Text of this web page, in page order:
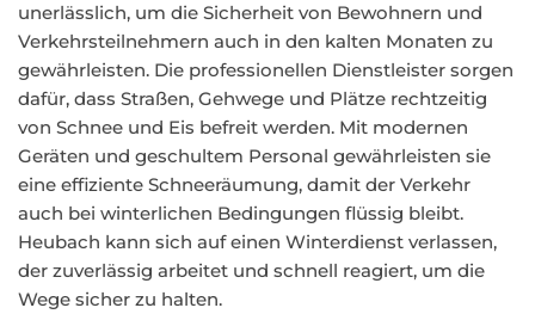
unerlässlich, um die Sicherheit von Bewohnern und
Verkehrsteilnehmern auch in den kalten Monaten zu
gewährleisten. Die professionellen Dienstleister sorgen
dafür, dass Straßen, Gehwege und Plätze rechtzeitig
von Schnee und Eis befreit werden. Mit modernen
Geräten und geschultem Personal gewährleisten sie
eine effiziente Schneeräumung, damit der Verkehr
auch bei winterlichen Bedingungen flüssig bleibt.
Heubach kann sich auf einen Winterdienst verlassen,
der zuverlässig arbeitet und schnell reagiert, um die
Wege sicher zu halten.